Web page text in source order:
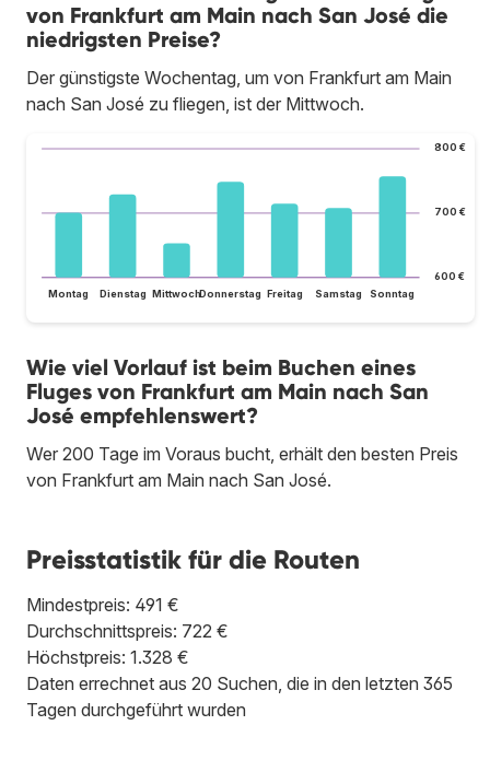
von Frankfurt am Main nach San José die
niedrigsten Preise?
Der günstigste Wochentag, um von Frankfurt am Main
nach San José zu fliegen, ist der Mittwoch.
600 €
700 €
800 €
Montag Dienstag MittwochDonnerstag Freitag Samstag Sonntag
Wie viel Vorlauf ist beim Buchen eines
Fluges von Frankfurt am Main nach San
José empfehlenswert?
Wer 200 Tage im Voraus bucht, erhält den besten Preis
von Frankfurt am Main nach San José.
Preisstatistik für die Routen
Mindestpreis: 491 €
Durchschnittspreis: 722 €
Höchstpreis: 1.328 €
Daten errechnet aus 20 Suchen, die in den letzten 365
Tagen durchgeführt wurden